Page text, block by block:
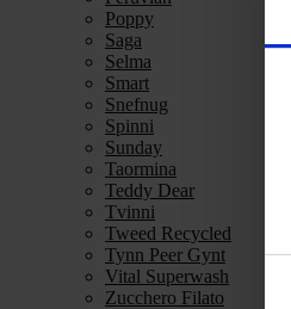
Poppy
Saga
Selma
Smart
Snefnug
Spinni
Sunday
Taormina
Teddy Dear
Tvinni
Tweed Recycled
Tynn Peer Gynt
Vital Superwash
Zucchero Filato